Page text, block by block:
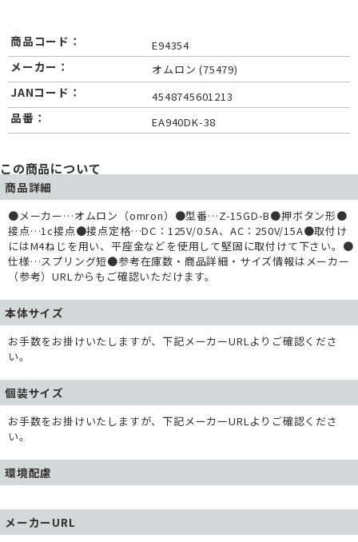
商品コード： E94354
メーカー： オムロン (75479)
JANコード： 4548745601213
品番： EA940DK-38
この商品について
商品詳細
●メーカー…オムロン（omron）●型番…Z-15GD-B●押ボタン形●
接点…1c接点●接点定格…DC：125V/0.5A、AC：250V/15A●取付け
にはM4ねじを用い、平座金などを使用して堅固に取付けて下さい。●
仕様…スプリング短●参考在庫数・商品詳細・サイズ情報はメーカー
（参考）URLからもご確認いただけます。
本体サイズ
お手数をお掛けいたしますが、下記メーカーURLよりご確認くださ
い。
個装サイズ
お手数をお掛けいたしますが、下記メーカーURLよりご確認くださ
い。
環境配慮
メーカーURL